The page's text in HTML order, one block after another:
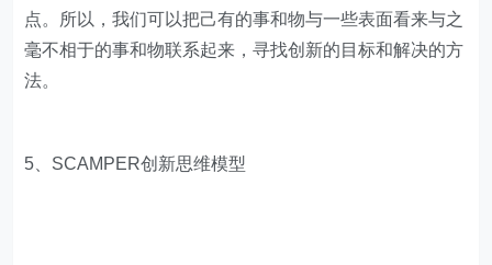
点。所以，我们可以把己有的事和物与一些表面看来与之
毫不相于的事和物联系起来，寻找创新的目标和解决的方
法。
5、SCAMPER创新思维模型